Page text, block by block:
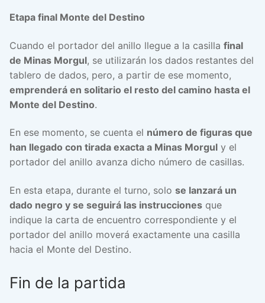
Etapa final Monte del Destino
Cuando el portador del anillo llegue a la casilla final
de Minas Morgul, se utilizarán los dados restantes del
tablero de dados, pero, a partir de ese momento,
emprenderá en solitario el resto del camino hasta el
Monte del Destino.
En ese momento, se cuenta el número de figuras que
han llegado con tirada exacta a Minas Morgul y el
portador del anillo avanza dicho número de casillas.
En esta etapa, durante el turno, solo se lanzará un
dado negro y se seguirá las instrucciones que
indique la carta de encuentro correspondiente y el
portador del anillo moverá exactamente una casilla
hacia el Monte del Destino.
Fin de la partida